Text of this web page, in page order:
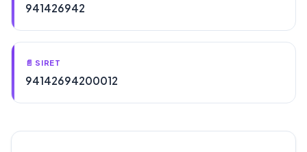
941426942
📄 SIRET
94142694200012